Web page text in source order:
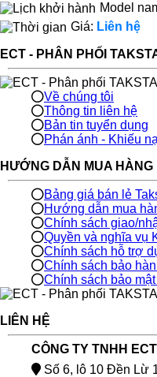
Model
Giá: Liên hệ
ECT - PHÂN PHỐI
Về chúng tôi
Thông tin liên hệ
Bản tin tuyển dụng
Phán ánh - Khiếu
HƯỚNG DẪN MUA HÀNG
Bảng giá bán lẻ
Hướng dẫn mua
Chính sách giao/
Quyền và nghĩa vụ
Chính sách hỗ trợ
Chính sách bảo
Chính sách bảo
LIÊN HỆ
CÔNG TY TNHH ECT
Số 6, lô 10 Đền Lừ